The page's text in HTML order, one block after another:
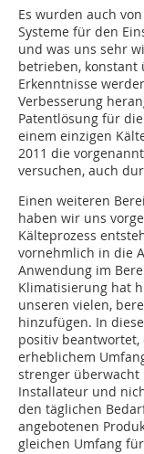
Es wurden auch
Sys­teme für den
und was uns sehr
betrieben, konstant
Erkenntnisse
Verbesserung
Patentlösung für
einem einzigen
2011 die
versuchen, auch
Einen weiteren
haben wir uns
Kälteprozess
vornehmlich in die
Anwendung im
Klimatisierung hat
unseren vielen,
hinzufügen. In
positiv
erheblichem
strenger überwacht
Installateur und
den täglichen
angebotenen
gleichen Umfang